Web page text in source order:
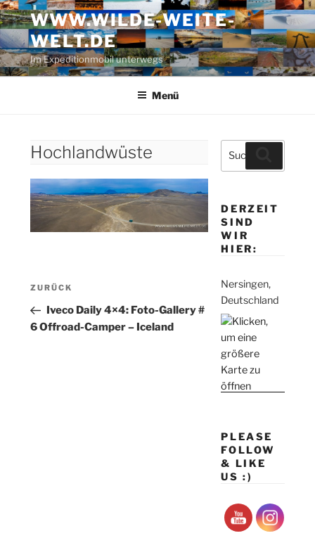
Zum
Inhalt
springen
WWW.WILDE-WEITE-
WELT.DE
Im Expeditionmobil unterwegs
Menü
Hochlandwüste
Beitragsnavigation
Vorheriger
Beitrag
ZURÜCK
Iveco Daily 4×4: Foto-Gallery #
6 Offroad-Camper – Iceland
Suche
nach:
DERZEIT
SIND
WIR
HIER:
Nersingen,
Deutschland
PLEASE
FOLLOW
& LIKE
US :)